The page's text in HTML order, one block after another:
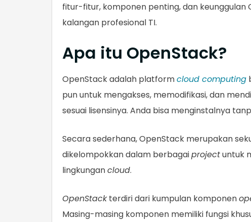
fitur-fitur, komponen penting, dan
kalangan profesional TI.
Apa itu OpenStack?
OpenStack adalah platformcloud computing
pun untuk mengakses, memodifikasi, dan
sesuai lisensinya. Anda bisa menginstalnya
Secara sederhana, OpenStack merupakan
dikelompokkan dalam berbagaiprojectuntuk
lingkungancloud.
OpenStackterdiri dari kumpulan komponen
Masing-masing komponen memiliki fungsi